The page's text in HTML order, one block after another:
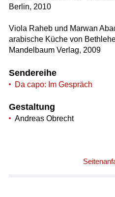
Berlin, 2010
Viola Raheb und Marwan
arabische Küche von
Mandelbaum Verlag, 2009
Sendereihe
Da capo: Im Gespräch
Gestaltung
Andreas Obrecht